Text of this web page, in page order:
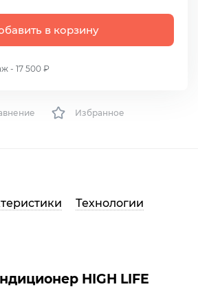
в корзину
- 17 500 ₽
Избранное
Технологии
HIGH LIFE